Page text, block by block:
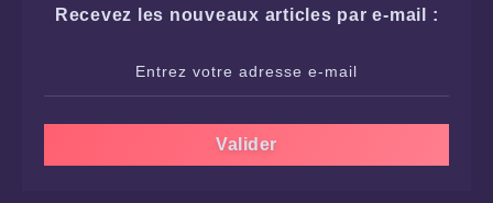
Recevez les nouveaux articles par e-mail :